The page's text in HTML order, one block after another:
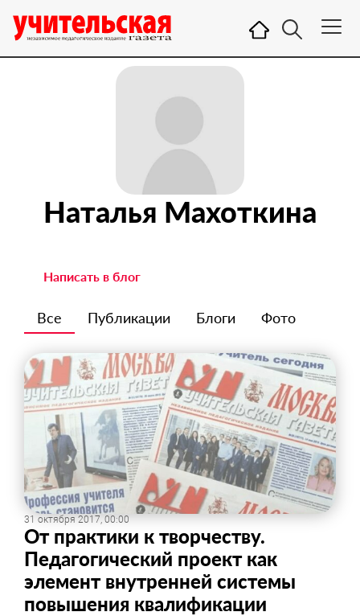
Наталья Махоткина
Написать в блог
Все Публикации Блоги Фото
31 октября 2017, 00:00
От практики к творчеству.
Педагогический проект как
элемент внутренней системы
повышения квалификации